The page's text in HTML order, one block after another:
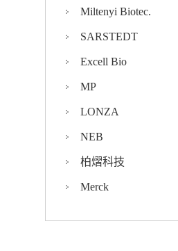
Miltenyi Biotec.
SARSTEDT
Excell Bio
MP
LONZA
NEB
柏熠科技
Merck